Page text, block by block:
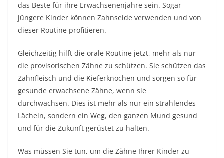
das Beste für ihre Erwachsenenjahre sein. Sogar
jüngere Kinder können Zahnseide verwenden und von
dieser Routine profitieren.
Gleichzeitig hilft die orale Routine jetzt, mehr als nur
die provisorischen Zähne zu schützen. Sie schützen das
Zahnfleisch und die Kieferknochen und sorgen so für
gesunde erwachsene Zähne, wenn sie
durchwachsen. Dies ist mehr als nur ein strahlendes
Lächeln, sondern ein Weg, den ganzen Mund gesund
und für die Zukunft gerüstet zu halten.
Was müssen Sie tun, um die Zähne Ihrer Kinder zu